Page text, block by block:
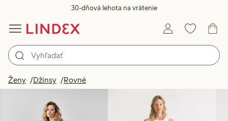
30-dňová lehota na vrátenie
Ženy Džínsy Rovné